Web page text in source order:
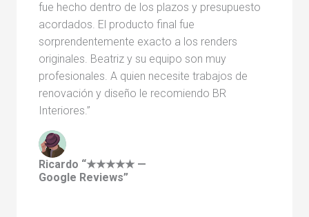
fue hecho dentro de los plazos y presupuesto
acordados. El producto final fue
sorprendentemente exacto a los renders
originales. Beatriz y su equipo son muy
profesionales. A quien necesite trabajos de
renovación y diseño le recomiendo BR
Interiores.”
Ricardo “★★★★★ —
Google Reviews”